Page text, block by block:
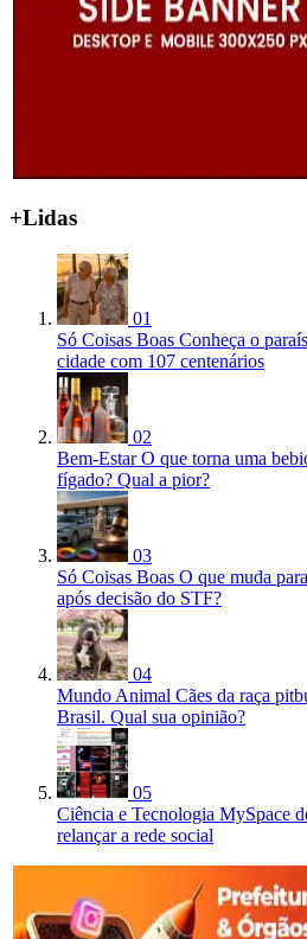
+Lidas
01
Só Coisas Boas Conheça o
cidade com 107 centenários
02
Bem-Estar O que torna uma
fígado? Qual a pior?
03
Só Coisas Boas O que muda
após decisão do STF?
04
Mundo Animal Cães da raça
Brasil. Qual sua opinião?
05
Ciência e Tecnologia MySpace
relançar a rede social